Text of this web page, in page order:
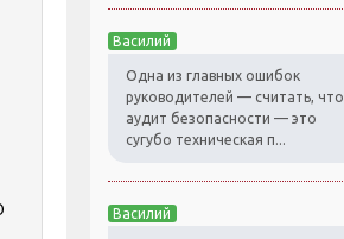
Василий
Одна из главных ошибок
руководителей — считать, что
аудит безопасности — это
сугубо техническая п...
Василий